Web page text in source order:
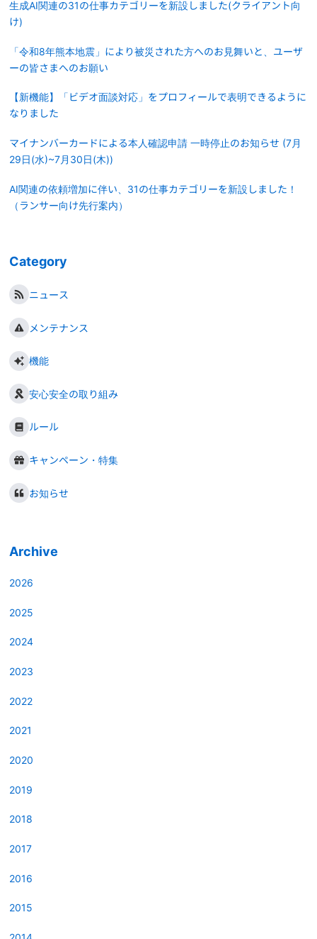
生成AI関連の31の仕事カテゴリーを新設しました(クライアント向
け)
「令和8年熊本地震」により被災された方へのお見舞いと、ユーザ
ーの皆さまへのお願い
【新機能】「ビデオ面談対応」をプロフィールで表明できるように
なりました
マイナンバーカードによる本人確認申請 一時停止のお知らせ (7月
29日(水)~7月30日(木))
AI関連の依頼増加に伴い、31の仕事カテゴリーを新設しました！
（ランサー向け先行案内）
Category
ニュース
メンテナンス
機能
安心安全の取り組み
ルール
キャンペーン・特集
お知らせ
Archive
2026
2025
2024
2023
2022
2021
2020
2019
2018
2017
2016
2015